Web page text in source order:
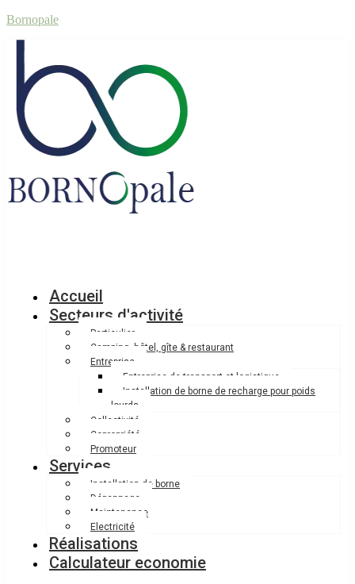
Bornopale
Accueil
Secteurs d'activité
Particulier
Camping, hôtel, gîte & restaurant
Entreprise
Entreprise de transport et logistique
Installation de borne de recharge pour poids
lourds
Collectivité
Copropriété
Promoteur
Services
Installation de borne
Dépannage
Maintenance
Electricité
Réalisations
Calculateur economie